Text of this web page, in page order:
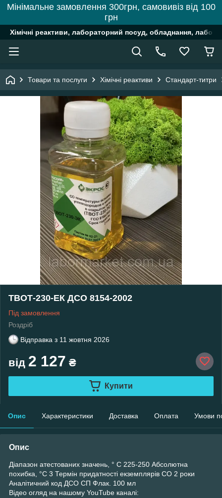
Мінімальне замовлення 300грн, самовивіз від 100
грн
Хімічні реактиви, лабораторний посуд, обладнання,
Товари та послуги Хімічні реактиви Стандарт-титри
ТВОТ-230-ЕК ДСО 8154-2002
Під замовлення
Роздріб
Відправка з 11 жовтня 2026
від 2 127 ₴
Купити
Опис Характеристики Доставка Оплата Умови
Опис
Діапазон атестованих значень, ° С 225-250 Абсолютна
похибка, °С 3 Термін придатності екземплярів СО 2 роки
Аналітичний код ДСО СП Флак. 100 мл
Відео огляд на нашому YouTube каналі: